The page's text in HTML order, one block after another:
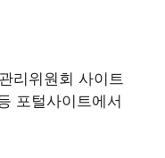
리위원회 사이트
포털사이트에서